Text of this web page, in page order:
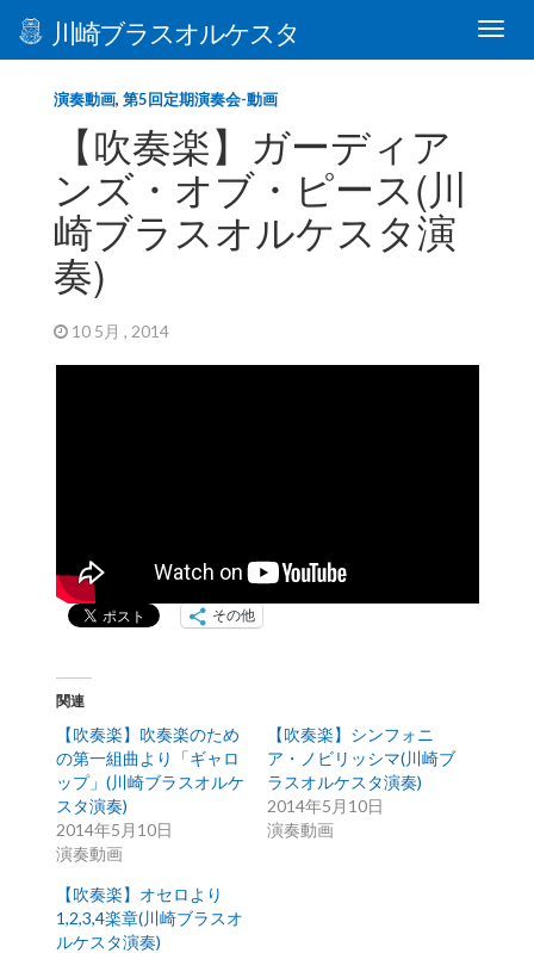
川崎ブラスオルケスタ
演奏動画, 第5回定期演奏会-動画
【吹奏楽】ガーディア
ンズ・オブ・ピース(川
崎ブラスオルケスタ演
奏)
10 5月 , 2014
その他
関連
【吹奏楽】吹奏楽のため
の第一組曲より「ギャロ
ップ」(川崎ブラスオルケ
スタ演奏)
2014年5月10日
演奏動画
【吹奏楽】シンフォニ
ア・ノビリッシマ(川崎ブ
ラスオルケスタ演奏)
2014年5月10日
演奏動画
【吹奏楽】オセロより
1,2,3,4楽章(川崎ブラスオ
ルケスタ演奏)